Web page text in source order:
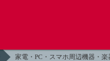
家電・PC・スマホ周辺機器・楽